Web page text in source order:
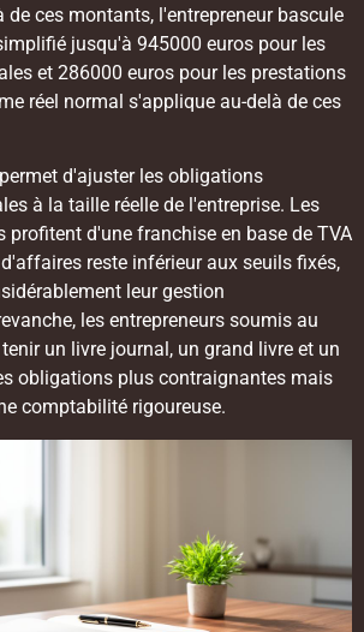
de ces montants, l'entrepreneur bascule
jusqu'à 945000 euros pour les
et 286000 euros pour les prestations
réel normal s'applique au-delà de ces
d'ajuster les obligations
à la taille réelle de l'entreprise. Les
profitent d'une franchise en base de TVA
reste inférieur aux seuils fixés,
leur gestion
les entrepreneurs soumis au
un livre journal, un grand livre et un
obligations plus contraignantes mais
comptabilité rigoureuse.